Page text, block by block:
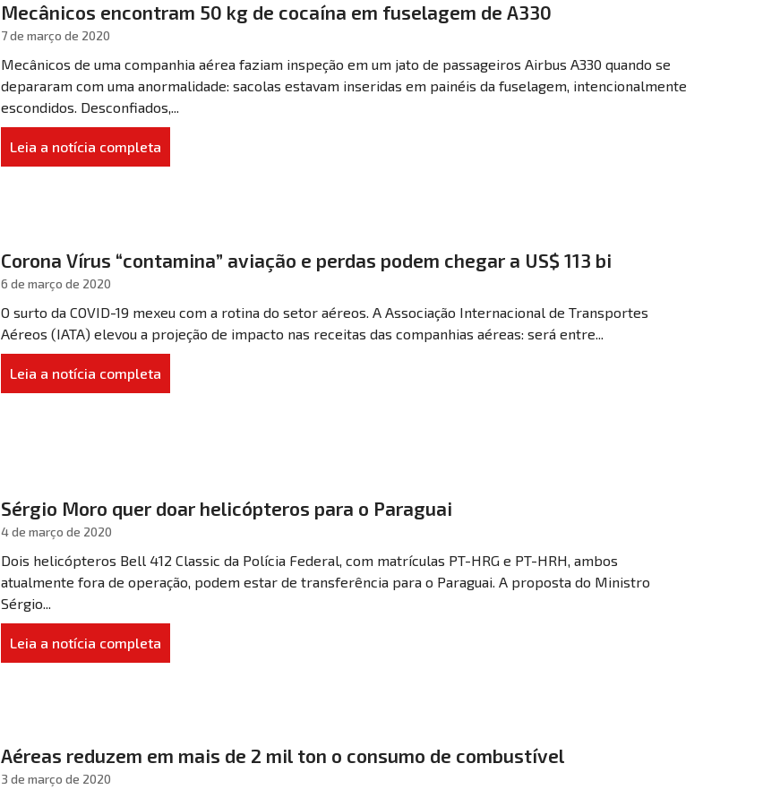
Mecânicos encontram 50 kg de cocaína em fuselagem de A330
7 de março de 2020
Mecânicos de uma companhia aérea faziam inspeção em um jato de passageiros Airbus A330 quando se
depararam com uma anormalidade: sacolas estavam inseridas em painéis da fuselagem, intencionalmente
escondidos. Desconfiados,...
Leia a notícia completa
Corona Vírus “contamina” aviação e perdas podem chegar a US$ 113 bi
6 de março de 2020
O surto da COVID-19 mexeu com a rotina do setor aéreos. A Associação Internacional de Transportes
Aéreos (IATA) elevou a projeção de impacto nas receitas das companhias aéreas: será entre...
Leia a notícia completa
Sérgio Moro quer doar helicópteros para o Paraguai
4 de março de 2020
Dois helicópteros Bell 412 Classic da Polícia Federal, com matrículas PT-HRG e PT-HRH, ambos
atualmente fora de operação, podem estar de transferência para o Paraguai. A proposta do Ministro
Sérgio...
Leia a notícia completa
Aéreas reduzem em mais de 2 mil ton o consumo de combustível
3 de março de 2020